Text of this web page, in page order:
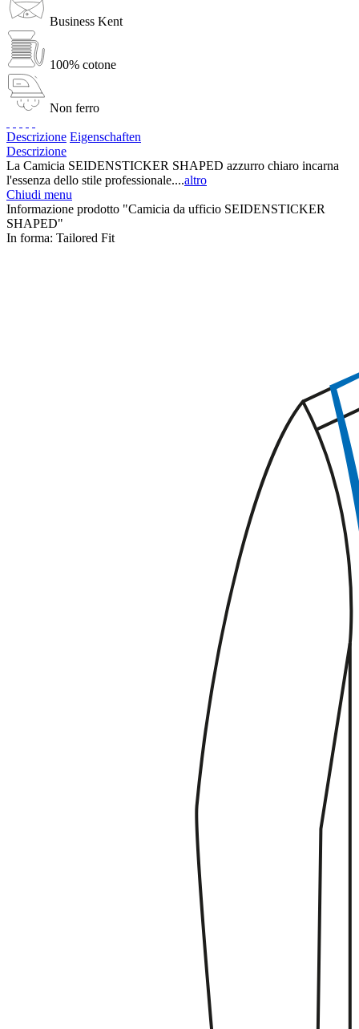
Business Kent
100% cotone
Non ferro
Descrizione Eigenschaften
Descrizione
La Camicia SEIDENSTICKER SHAPED azzurro chiaro incarna
l'essenza dello stile professionale....altro
Chiudi menu
Informazione prodotto "Camicia da ufficio SEIDENSTICKER
SHAPED"
In forma: Tailored Fit